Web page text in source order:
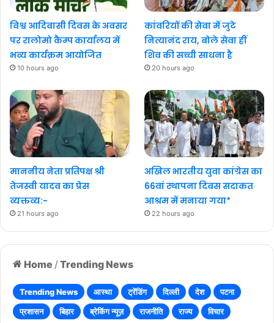
Home / Trending News
Trending News आस्था ट्रेंडिंग दिल्ली देश
पटना
प्रशासन
बिहार ब्रेकिंग न्यूज़ राजनीति राज्य विचार
विश्व आदिवासी दिवस के अवसर
पर रालोमो कैम्प कार्यालय में
भव्य कार्यक्रम आयोजित
10 hours ago
कांवरियों की सेवा में जुटे
नित्यानंद राय, बोले सेवा हीं
शिव की सच्ची साधना है
20 hours ago
माननीय नेता प्रतिपक्ष श्री
तेजस्वी यादव का प्रेस
व्यक्तव्य:-
21 hours ago
अखिल भारतीय युवा कांग्रेस का
66वां स्थापना दिवस सदाकत
आश्रम में मनाया गया*
22 hours ago